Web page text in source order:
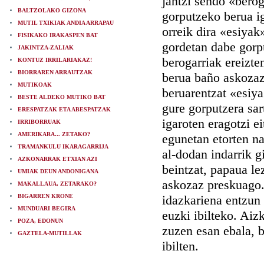
BALTZOLAKO GIZONA
MUTIL TXIKIAK ANDIA ARRAPAU
FISIKAKO IRAKASPEN BAT
JAKINTZA-ZALIAK
KONTUZ IRRILARIAKAZ!
BIORRAREN ARRAUTZAK
MUTIKOAK
BESTE ALDEKO MUTIKO BAT
ERESPATZAK ETA ABESPATZAK
IRRIBORRUAK
AMERIKARA... ZETAKO?
TRAMANKULU IKARAGARRIJA
AZKONARRAK ETXIAN AZI
UMIAK DEUN ANDONIGANA
MAKALLAUA, ZETARAKO?
BIGARREN KRONE
MUNDUARI BEGIRA
POZA, EDONUN
GAZTELA-MUTILLAK
gorputzeko berua
orreik dira
gordetan dabe
berogarriak
berua baño
beruarentzat
gure gorputzera
igaroten eragotzi
egunetan etorten
al-dodan indarrik
beintzat, papaua
askozaz
idazkariena
euzki ibilteko.
zuzen esan ebala,
ibilten.